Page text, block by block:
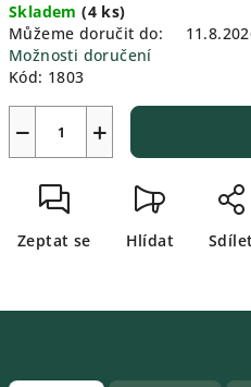
Skladem(4 ks)
Můžeme doručit do:
Možnosti doručení
Kód: 1803
+
−
Zeptat se Hlídat Sdílet